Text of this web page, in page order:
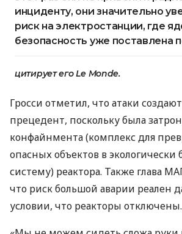
инциденту, они значительно
риск на электростанции, где
безопасность уже поставлена
цитирует его Le Monde.
Гросси отметил, что атаки
прецедент, поскольку была
конфайнмента (комплекс для
опасных объектов в экологически
систему) реактора. Также глава
что риск большой аварии реален
условии, что реакторы отключены.